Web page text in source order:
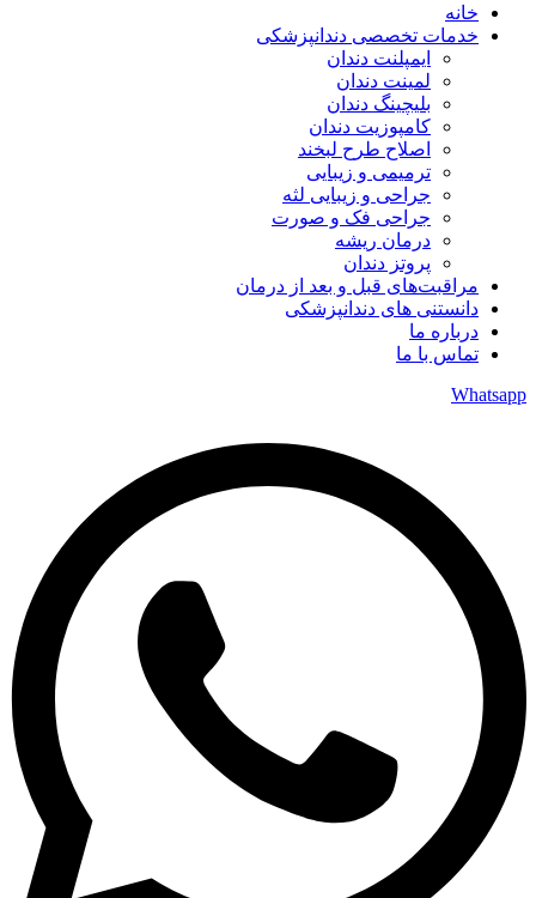
خانه
خدمات تخصصی دندانپزشکی
ایمپلنت دندان
لمینت دندان
بلیچینگ دندان
کامپوزیت دندان
اصلاح طرح لبخند
ترمیمی و زیبایی
جراحی و زیبایی لثه
جراحی فک و صورت
درمان ریشه
پروتز دندان
مراقبت‌های قبل و بعد از درمان
دانستنی های دندانپزشکی
درباره ما
تماس با ما
Whatsapp